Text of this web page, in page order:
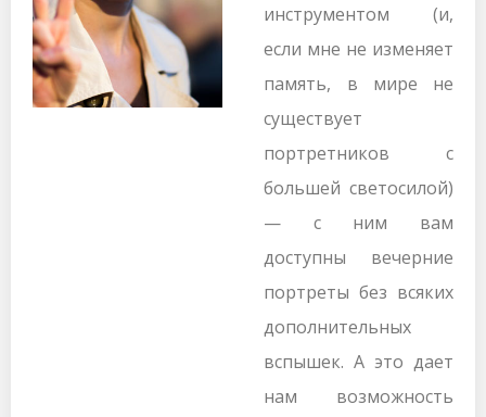
инструментом (и,
если мне не изменяет
память, в мире не
существует
портретников с
большей светосилой)
— с ним вам
доступны вечерние
портреты без всяких
дополнительных
вспышек. А это дает
нам возможность